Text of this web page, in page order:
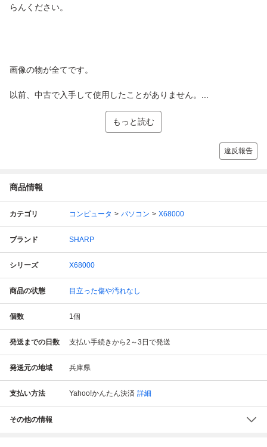
らんください。
画像の物が全てです。
以前、中古で入手して使用したことがありません。...
もっと読む
違反報告
商品情報
カテゴリ コンピュータ パソコン X68000
ブランド SHARP
シリーズ X68000
商品の状態 目立った傷や汚れなし
個数 1個
発送までの日数 支払い手続きから2～3日で発送
発送元の地域 兵庫県
支払い方法 Yahoo!かんたん決済 詳細
その他の情報